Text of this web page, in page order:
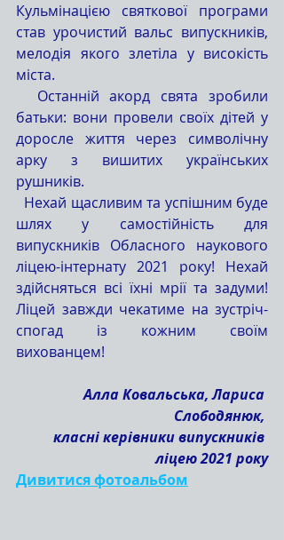
Кульмінацією святкової програми
став урочистий вальс випускників,
мелодія якого злетіла у високість
міста.
батьки: вони провели своїх дітей у
доросле життя через символічну
арку з вишитих українських
рушників.
шлях у самостійність для
випускників Обласного наукового
ліцею-інтернату 2021 року! Нехай
здійсняться всі їхні мрії та задуми!
Ліцей завжди чекатиме на зустріч-
спогад із кожним своїм
вихованцем!
Алла Ковальська, Лариса
Слободянюк,
класні керівники випускників
ліцею 2021 року
Дивитися фотоальбом